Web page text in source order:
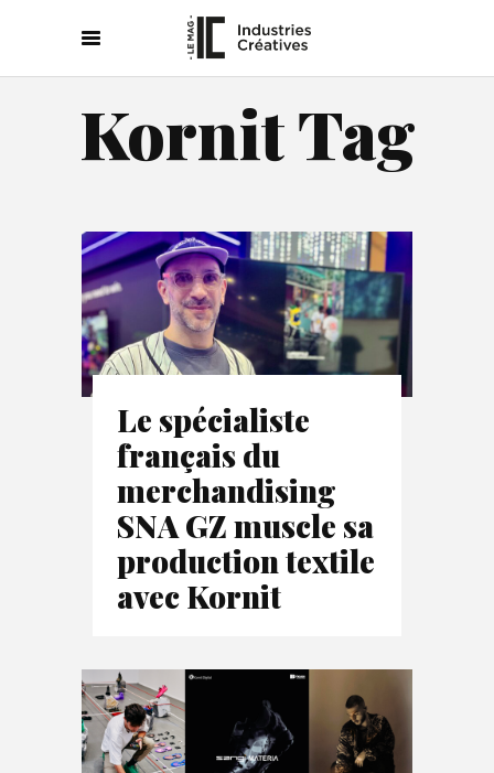
Kornit Tag
Le spécialiste
français du
merchandising
SNA GZ muscle sa
production textile
avec Kornit